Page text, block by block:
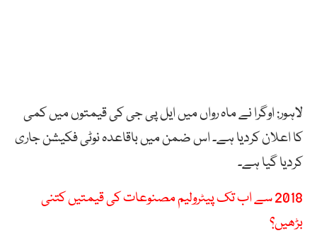
لاہور: اوگرا نے ماہ رواں میں ایل پی جی کی قیمتوں میں کمی
کا اعلان کردیا ہے۔ اس ضمن میں باقاعدہ نوٹی فکیشن جاری
کردیا گیا ہے۔
2018 سے اب تک پیٹرولیم مصنوعات کی قیمتیں کتنی
بڑھیں؟